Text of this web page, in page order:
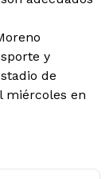
y
de
miércoles en